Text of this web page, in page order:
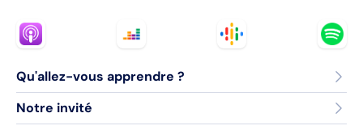
Qu'allez-vous apprendre ?
Notre invité